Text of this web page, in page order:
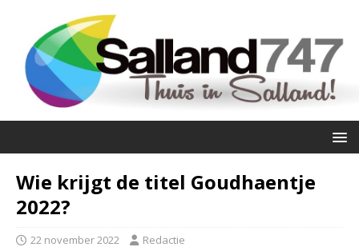
Wie krijgt de titel Goudhaentje
2022?
22 november 2022 Redactie